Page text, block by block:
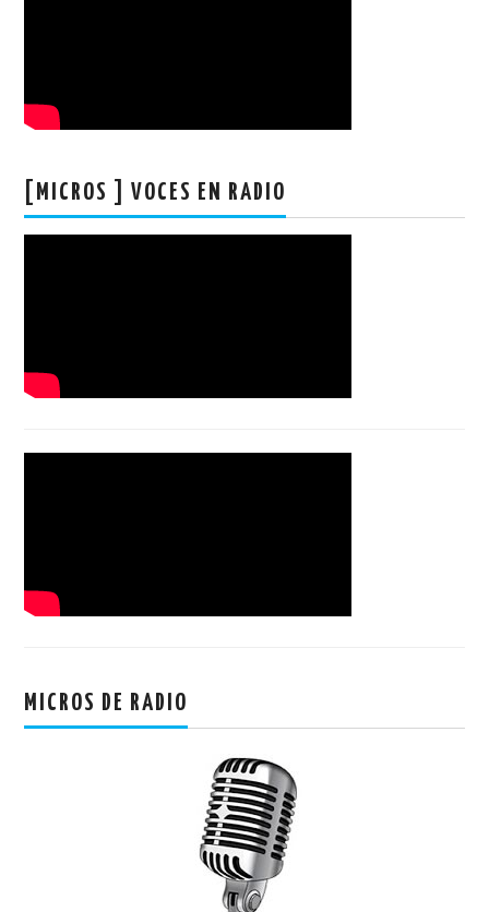
[MICROS ] VOCES EN RADIO
MICROS DE RADIO